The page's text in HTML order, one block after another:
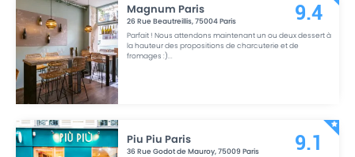
Magnum Paris
26 Rue Beautreillis,75004Paris
Parfait ! Nous attendons maintenant un ou deux dessert à
la hauteur des propositions de charcuterie et de
fromages :)...
9.4
Piu Piu Paris
36 Rue Godot de Mauroy,75009 Paris
9.1